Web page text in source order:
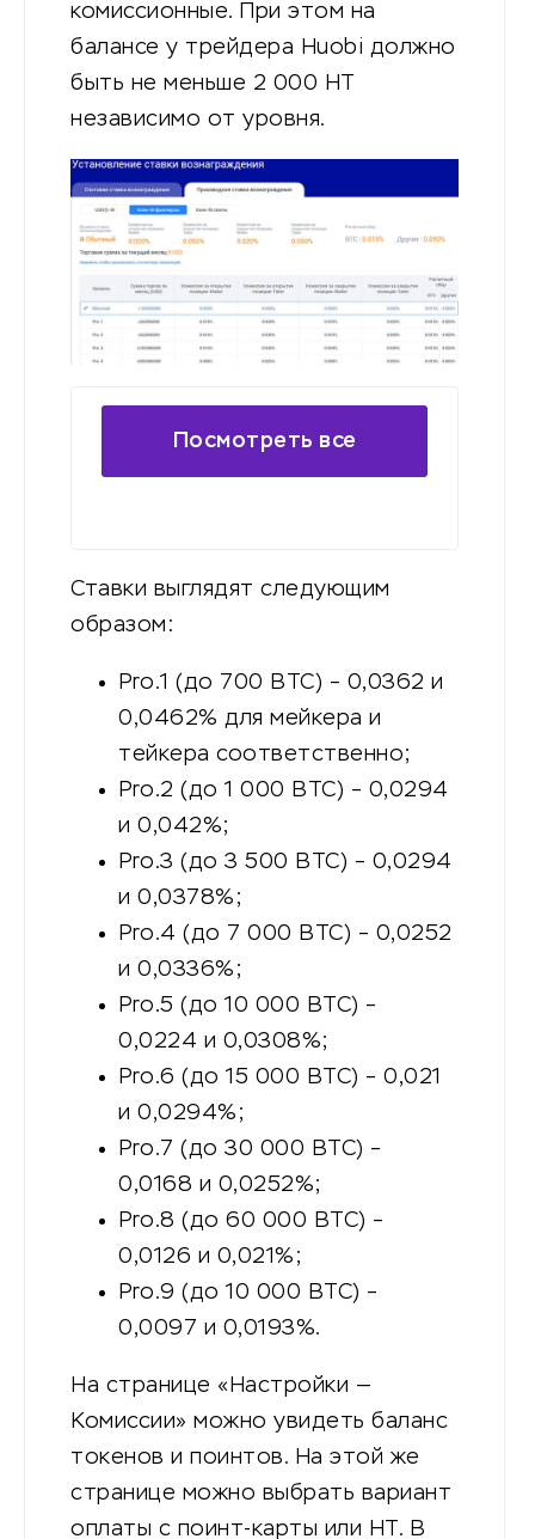
комиссионные. При этом на
балансе у трейдера Huobi должно
быть не меньше 2 000 HT
независимо от уровня.
Посмотреть все
Ставки выглядят следующим
образом:
Pro.1 (до 700 BTC) – 0,0362 и
0,0462% для мейкера и
тейкера соответственно;
Pro.2 (до 1 000 BTC) – 0,0294
и 0,042%;
Pro.3 (до 3 500 BTC) – 0,0294
и 0,0378%;
Pro.4 (до 7 000 BTC) – 0,0252
и 0,0336%;
Pro.5 (до 10 000 BTC) –
0,0224 и 0,0308%;
Pro.6 (до 15 000 BTC) – 0,021
и 0,0294%;
Pro.7 (до 30 000 BTC) –
0,0168 и 0,0252%;
Pro.8 (до 60 000 BTC) –
0,0126 и 0,021%;
Pro.9 (до 10 000 BTC) –
0,0097 и 0,0193%.
На странице «Настройки —
Комиссии» можно увидеть баланс
токенов и поинтов. На этой же
странице можно выбрать вариант
оплаты с поинт-карты или HT. В